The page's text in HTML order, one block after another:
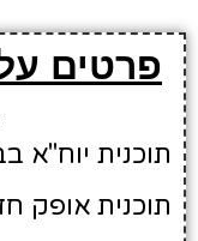
פרטים
תוכנית יוח"א
תוכנית אופק